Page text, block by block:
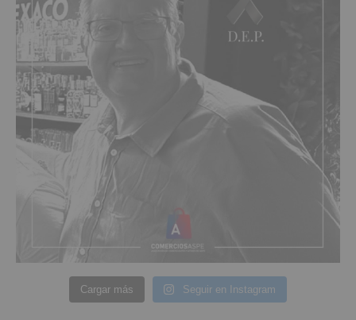
Cargar más Seguir en Instagram